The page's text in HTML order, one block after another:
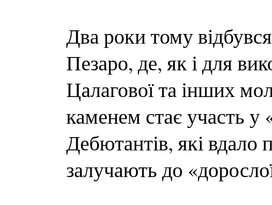
Два роки тому
Пезаро, де, як і для
Цалагової та інших
каменем стає участь
Дебютантів, які вдало
залучають до